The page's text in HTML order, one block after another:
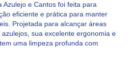
Azulejo e Cantos foi feita para
eficiente e prática para manter
Projetada para alcançar áreas
sua excelente ergonomia e
uma limpeza profunda com